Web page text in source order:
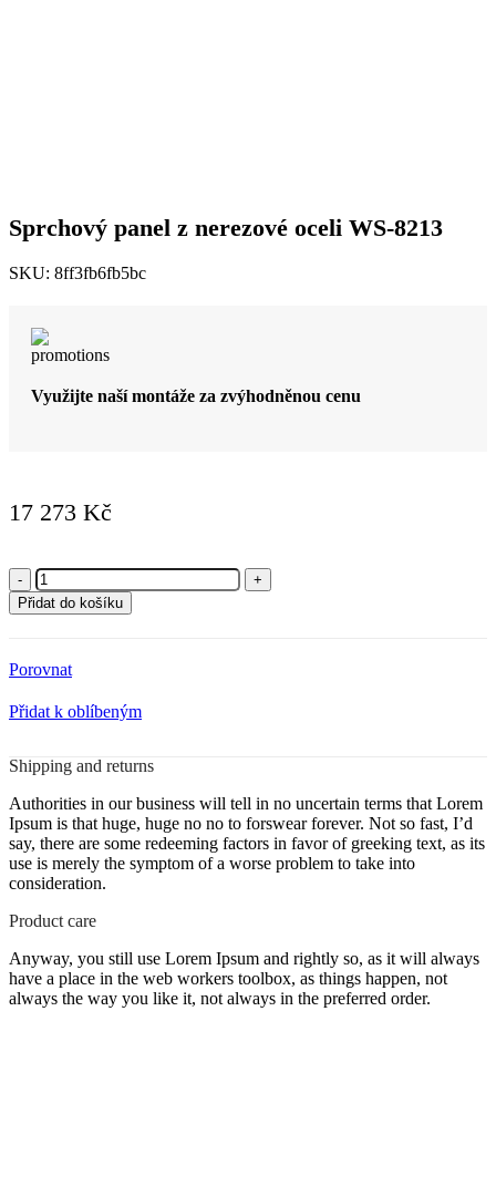
Sprchový panel z nerezové oceli WS-8213
SKU: 8ff3fb6fb5bc
Využijte naší montáže za zvýhodněnou cenu
17 273 Kč
Sprchový
panel
z
WS-
množství
Přidat do košíku
Porovnat
Přidat k oblíbeným
Shipping and returns
Authorities in our business will tell in no uncertain terms that Lorem
Ipsum is that huge, huge no no to forswear forever. Not so fast, I’d
say, there are some redeeming factors in favor of greeking text, as its
use is merely the symptom of a worse problem to take into
consideration.
Product care
Anyway, you still use Lorem Ipsum and rightly so, as it will always
have a place in the web workers toolbox, as things happen, not
always the way you like it, not always in the preferred order.